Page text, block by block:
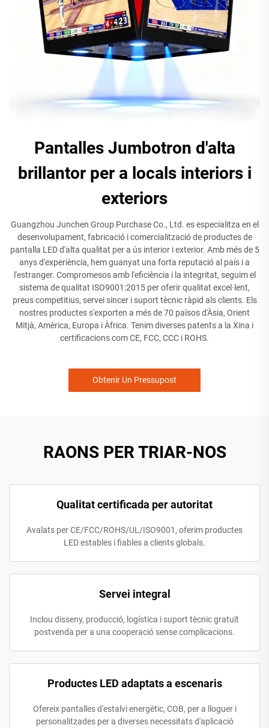
Pantalles Jumbotron d'alta
brillantor per a locals interiors i
exteriors
Guangzhou Junchen Group Purchase Co., Ltd. es especialitza en el
desenvolupament, fabricació i comercialització de productes de
pantalla LED d'alta qualitat per a ús interior i exterior. Amb més de 5
anys d'experiència, hem guanyat una forta reputació al país i a
l'estranger. Compromesos amb l'eficiència i la integritat, seguim el
sistema de qualitat ISO9001:2015 per oferir qualitat excel·lent,
preus competitius, servei sincer i suport tècnic ràpid als clients. Els
nostres productes s'exporten a més de 70 països d'Àsia, Orient
Mitjà, Amèrica, Europa i Àfrica. Tenim diverses patents a la Xina i
certificacions com CE, FCC, CCC i ROHS.
Obtenir Un Pressupost
RAONS PER TRIAR-NOS
Qualitat certificada per autoritat
Avalats per CE/FCC/ROHS/UL/ISO9001, oferim productes
LED estables i fiables a clients globals.
Servei integral
Inclou disseny, producció, logística i suport tècnic gratuït
postvenda per a una cooperació sense complicacions.
Productes LED adaptats a escenaris
Ofereix pantalles d'estalvi energètic, COB, per a lloguer i
personalitzades per a diverses necessitats d'aplicació